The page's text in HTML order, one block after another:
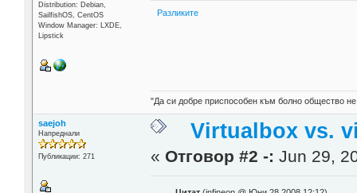
Distribution: Debian,
SailfishOS, CentOS
Window Manager: LXDE,
Lipstick
Разликите
"Да си добре приспособен към болно общество
saejoh
Напреднали
Публикации: 271
Virtualbox vs.
« Отговор #2 -: Jun 29,